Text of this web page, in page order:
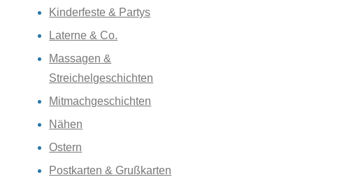
Kinderfeste & Partys
Laterne & Co.
Massagen &
Streichelgeschichten
Mitmachgeschichten
Nähen
Ostern
Postkarten & Grußkarten